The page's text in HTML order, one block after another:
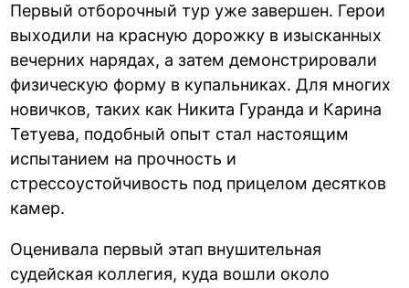
Первый отборочный тур уже завершен. Герои
выходили на красную дорожку в изысканных
вечерних нарядах, а затем демонстрировали
физическую форму в купальниках. Для многих
новичков, таких как Никита Гуранда и Карина
Тетуева, подобный опыт стал настоящим
испытанием на прочность и
стрессоустойчивость под прицелом десятков
камер.
Оценивала первый этап внушительная
судейская коллегия, куда вошли около